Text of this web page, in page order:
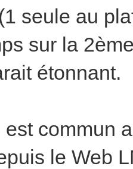
seule au
sur la
étonnant.
commun
le Web